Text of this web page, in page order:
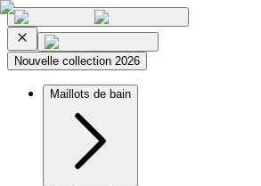
Nouvelle collection 2026
Maillots de bain